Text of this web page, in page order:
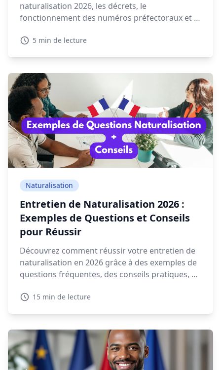
naturalisation 2026, les décrets, le
fonctionnement des numéros préfectoraux et la
essentiel pour retrouver votre décret.
5 min de lecture
Naturalisation
Entretien de Naturalisation 2026 :
Exemples de Questions et Conseils
pour Réussir
Découvrez comment réussir votre entretien de
naturalisation en 2026 grâce à des exemples de
questions fréquentes, des conseils pratiques, et
15 min de lecture